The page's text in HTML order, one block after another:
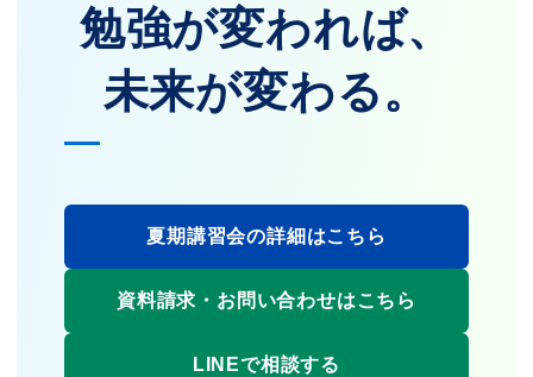
勉強が変われば、
未来が変わる。
夏期講習会の詳細はこちら
資料請求・お問い合わせはこちら
LINEで相談する